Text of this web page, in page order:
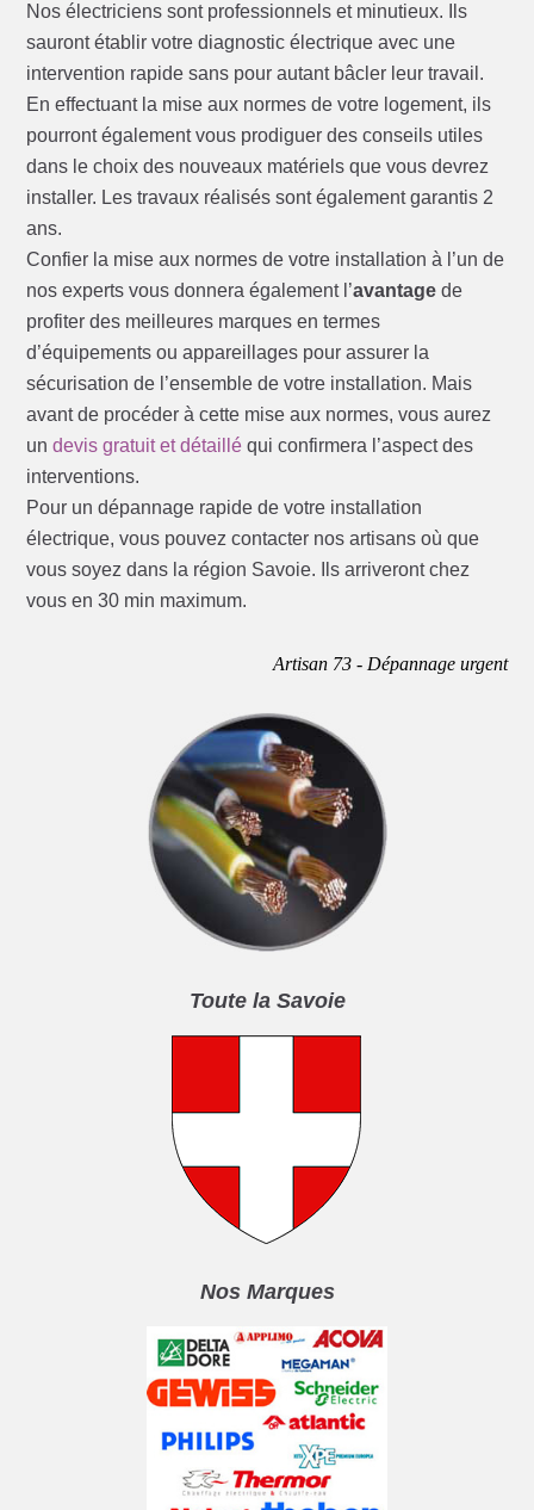
Nos électriciens sont professionnels et minutieux. Ils
sauront établir votre diagnostic électrique avec une
intervention rapide sans pour autant bâcler leur travail.
En effectuant la mise aux normes de votre logement, ils
pourront également vous prodiguer des conseils utiles
dans le choix des nouveaux matériels que vous devrez
installer. Les travaux réalisés sont également garantis 2
ans.
Confier la mise aux normes de votre installation à l’un de
nos experts vous donnera également l’avantage de
profiter des meilleures marques en termes
d’équipements ou appareillages pour assurer la
sécurisation de l’ensemble de votre installation. Mais
avant de procéder à cette mise aux normes, vous aurez
undevis gratuit et détaillé qui confirmera l’aspect des
interventions.
Pour un dépannage rapide de votre installation
électrique, vous pouvez contacter nos artisans où que
vous soyez dans la région Savoie. Ils arriveront chez
vous en 30 min maximum.
Artisan 73 - Dépannage urgent
Toute la Savoie
Nos Marques